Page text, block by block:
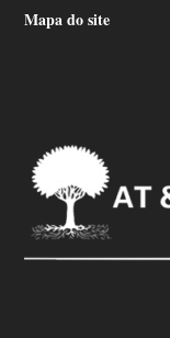
Mapa do site